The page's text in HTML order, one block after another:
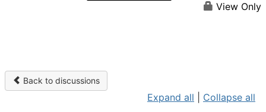
o
View Only
Back to discussions
Expand all Collapse all